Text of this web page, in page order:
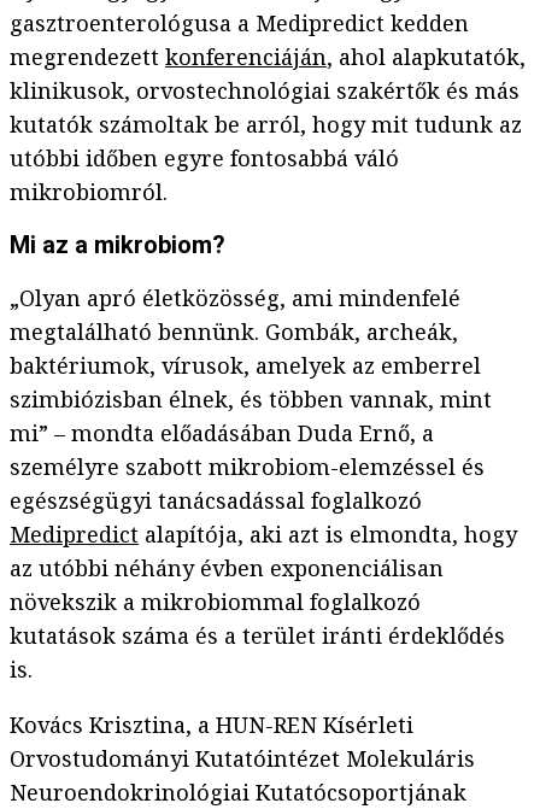
gasztroenterológusa a Medipredict kedden
megrendezett konferenciáján, ahol alapkutatók,
klinikusok, orvostechnológiai szakértők és más
kutatók számoltak be arról, hogy mit tudunk az
utóbbi időben egyre fontosabbá váló
mikrobiomról.
Mi az a mikrobiom?
„Olyan apró életközösség, ami mindenfelé
megtalálható bennünk. Gombák, archeák,
baktériumok, vírusok, amelyek az emberrel
szimbiózisban élnek, és többen vannak, mint
mi” – mondta előadásában Duda Ernő, a
személyre szabott mikrobiom-elemzéssel és
egészségügyi tanácsadással foglalkozó
Medipredict alapítója, aki azt is elmondta, hogy
az utóbbi néhány évben exponenciálisan
növekszik a mikrobiommal foglalkozó
kutatások száma és a terület iránti érdeklődés
is.
Kovács Krisztina, a HUN-REN Kísérleti
Orvostudományi Kutatóintézet Molekuláris
Neuroendokrinológiai Kutatócsoportjának